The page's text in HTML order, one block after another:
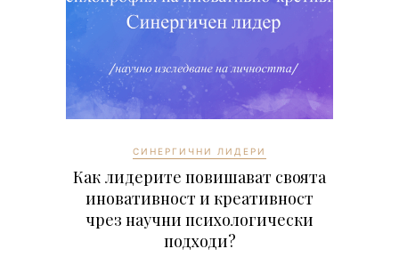
СИНЕРГИЧНИ ЛИДЕРИ
Как лидерите повишават своята
иновативност и креативност
чрез научни психологически
подходи?